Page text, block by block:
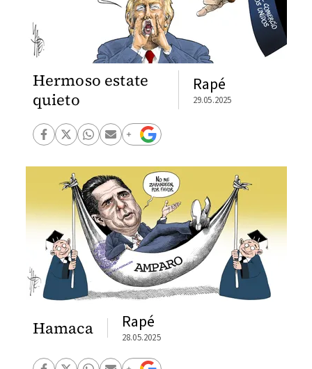
Hermoso estate
quieto
Rapé
29.05.2025
Hamaca Rapé
28.05.2025